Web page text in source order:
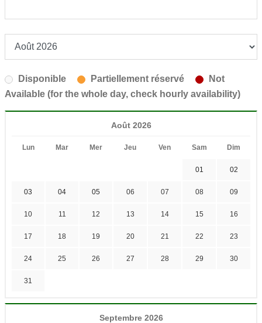
Disponible Partiellement réservé
Not
Available (for the whole day, check hourly availability)
Août 2026
Lun Mar Mer Jeu Ven Sam Dim
01 02
03 04 05 06 07 08 09
10 11 12 13 14 15 16
17 18 19 20 21 22 23
24 25 26 27 28 29 30
31
Septembre 2026